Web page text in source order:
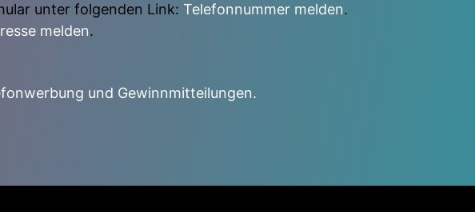
unter folgenden Link: Telefonnummer melden.
melden.
und Gewinnmitteilungen.